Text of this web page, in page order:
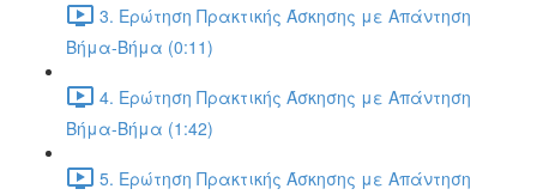
3. Ερώτηση Πρακτικής Άσκησης με Απάντηση
Βήμα-Βήμα (0:11)
4. Ερώτηση Πρακτικής Άσκησης με Απάντηση
Βήμα-Βήμα (1:42)
5. Ερώτηση Πρακτικής Άσκησης με Απάντηση